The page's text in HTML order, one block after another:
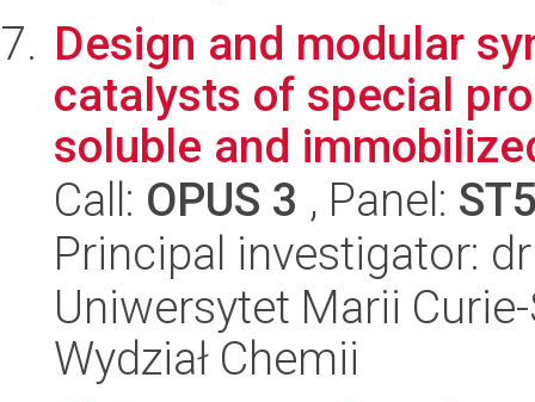
Design and modular
catalysts of special
soluble and
Call: OPUS 3 , Panel:
Principal investigator:
Uniwersytet Marii
Wydział Chemii